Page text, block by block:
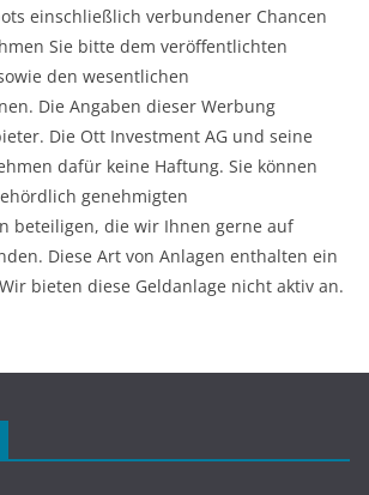
einschließlich verbundener Chancen
Sie bitte dem veröffentlichten
den wesentlichen
Die Angaben dieser Werbung
Die Ott Investment AG und seine
dafür keine Haftung. Sie können
genehmigten
beteiligen, die wir Ihnen gerne auf
Diese Art von Anlagen enthalten ein
bieten diese Geldanlage nicht aktiv an.